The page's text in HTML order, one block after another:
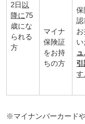
2日 以
降に75
歳にな
られる
方
マイナ
保険証
をお持
ちの方
認
い
す
※マイナンバーカード